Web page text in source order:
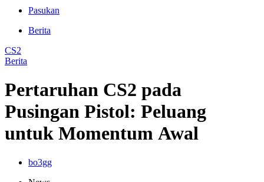
Pasukan
Berita
CS2
Berita
Pertaruhan CS2 pada
Pusingan Pistol: Peluang
untuk Momentum Awal
bo3gg